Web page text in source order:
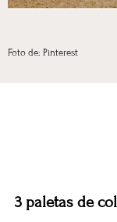
Foto de: Pinterest
3 paletas de